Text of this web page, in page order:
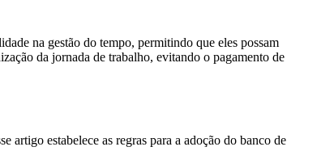
na gestão do tempo, permitindo que eles possam
da jornada de trabalho, evitando o pagamento de
estabelece as regras para a adoção do banco de